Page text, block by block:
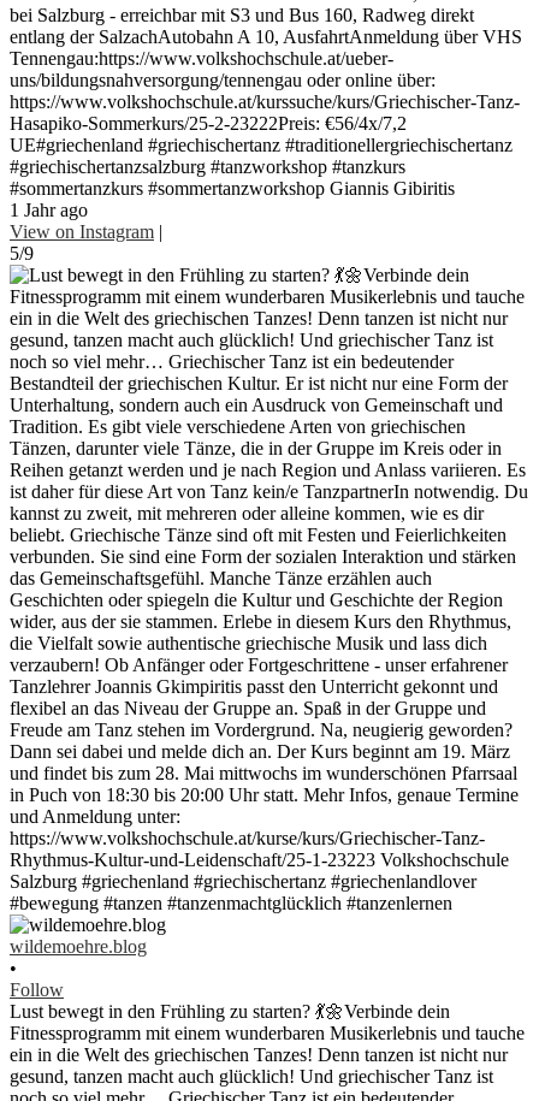
bei Salzburg - erreichbar mit S3 und Bus 160, Radweg direkt
entlang der SalzachAutobahn A 10, AusfahrtAnmeldung über VHS
Tennengau:https://www.volkshochschule.at/ueber-
uns/bildungsnahversorgung/tennengau oder online über:
https://www.volkshochschule.at/kurssuche/kurs/Griechischer-Tanz-
Hasapiko-Sommerkurs/25-2-23222Preis: €56/4x/7,2
UE#griechenland #griechischertanz #traditionellergriechischertanz
#griechischertanzsalzburg #tanzworkshop #tanzkurs
#sommertanzkurs #sommertanzworkshop Giannis Gibiritis
1 Jahr ago
View on Instagram |
5/9
wildemoehre.blog
•
Follow
Lust bewegt in den Frühling zu starten? 💃🌼Verbinde dein
Fitnessprogramm mit einem wunderbaren Musikerlebnis und tauche
ein in die Welt des griechischen Tanzes! Denn tanzen ist nicht nur
gesund, tanzen macht auch glücklich! Und griechischer Tanz ist